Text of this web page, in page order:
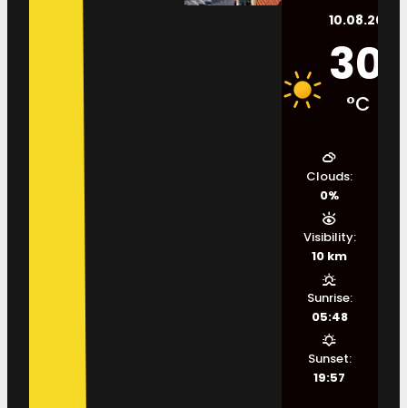
10.08.2026.
30
°C
Clouds:
0%
Visibility:
10 km
Sunrise:
05:48
Sunset:
19:57